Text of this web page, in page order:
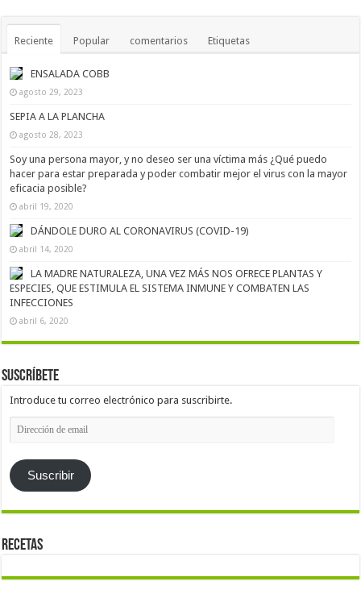
Reciente Popular comentarios Etiquetas
ENSALADA COBB
agosto 29, 2023
SEPIA A LA PLANCHA
agosto 28, 2023
Soy una persona mayor, y no deseo ser una víctima más ¿Qué puedo
hacer para estar preparada y poder combatir mejor el virus con la mayor
eficacia posible?
abril 19, 2020
DÁNDOLE DURO AL CORONAVIRUS (COVID-19)
abril 14, 2020
LA MADRE NATURALEZA, UNA VEZ MÁS NOS OFRECE PLANTAS Y
ESPECIES, QUE ESTIMULA EL SISTEMA INMUNE Y COMBATEN LAS
INFECCIONES
abril 6, 2020
Suscríbete
Introduce tu correo electrónico para suscribirte.
Dirección
de
Suscribir
Recetas